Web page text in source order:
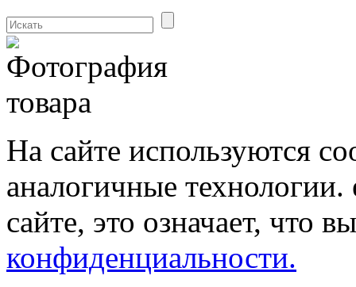
На сайте используются
аналогичные
сайте, это означает, что
конфиденциальности.